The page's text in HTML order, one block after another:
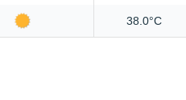
38.0°C